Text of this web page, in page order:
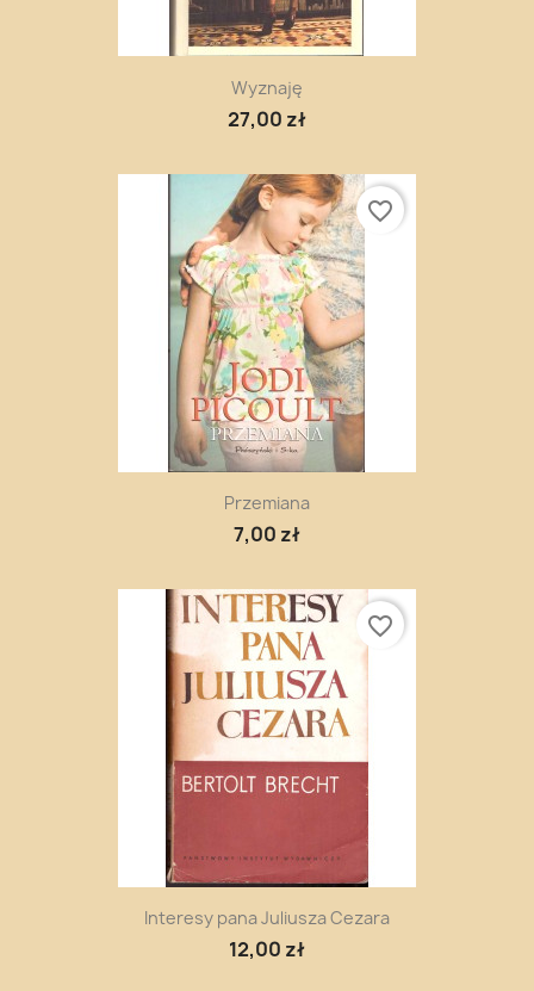
Wyznaję
27,00 zł
Przemiana
7,00 zł
favorite_border
Interesy pana Juliusza Cezara
12,00 zł
favorite_border